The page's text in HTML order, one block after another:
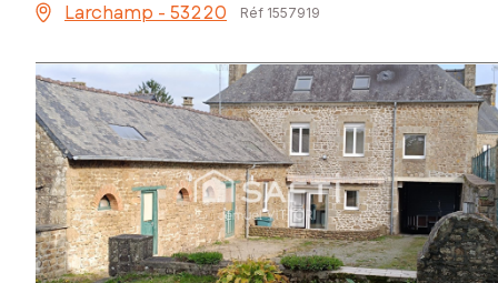
Larchamp - 53220 Réf 1557919